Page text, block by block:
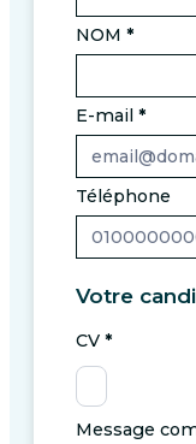
NOM *
E-mail *
Téléphone
Votre
CV *
Message